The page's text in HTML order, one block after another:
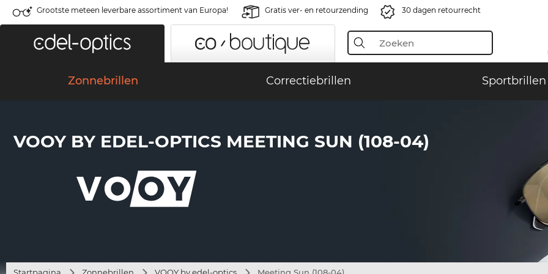
Grootste meteen leverbare assortiment van Europa! Gratis ver- en retourzending 30 dagen retourrecht
Zonnebrillen Correctiebrillen Sportbrillen
VOOY BY EDEL-OPTICS MEETING SUN (108-04)